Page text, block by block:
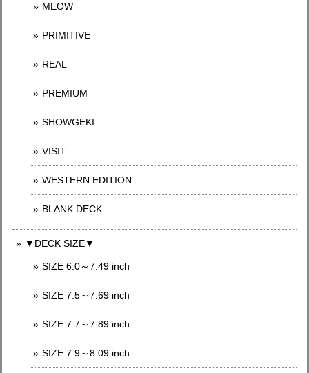
MEOW
PRIMITIVE
REAL
PREMIUM
SHOWGEKI
VISIT
WESTERN EDITION
BLANK DECK
▼DECK SIZE▼
SIZE 6.0～7.49 inch
SIZE 7.5～7.69 inch
SIZE 7.7～7.89 inch
SIZE 7.9～8.09 inch